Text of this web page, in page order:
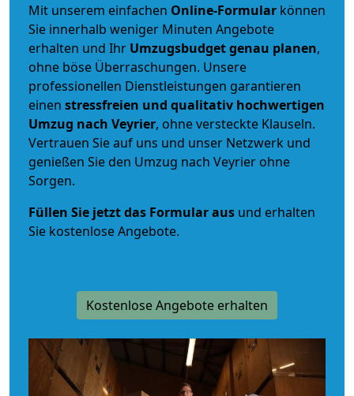
Mit unserem einfachen Online-Formular können
Sie innerhalb weniger Minuten Angebote
erhalten und Ihr Umzugsbudgetgenau planen,
ohne böse Überraschungen. Unsere
professionellen Dienstleistungen garantieren
einen stressfreien und qualitativ hochwertigen
Umzug nach Veyrier, ohne versteckte Klauseln.
Vertrauen Sie auf uns und unser Netzwerk und
genießen Sie den Umzug nach Veyrier ohne
Sorgen.
Füllen Sie jetzt das Formular aus und erhalten
Sie kostenlose Angebote.
Kostenlose Angebote erhalten